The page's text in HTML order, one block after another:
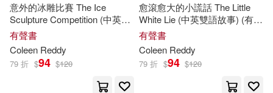
意外的冰雕比賽 The Ice
Sculpture Competition (中英雙
語故事) (有聲書)
有聲書
Coleen Reddy
79 折 $94 $120
愈滾愈大的小謊話 The Little
White Lie (中英雙語故事) (有聲
書)
有聲書
Coleen Reddy
79 折 $94 $120